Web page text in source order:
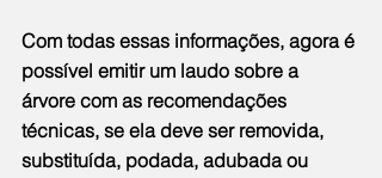
Com todas essas informações, agora é
possível emitir um laudo sobre a
árvore com as recomendações
técnicas, se ela deve ser removida,
substituída, podada, adubada ou